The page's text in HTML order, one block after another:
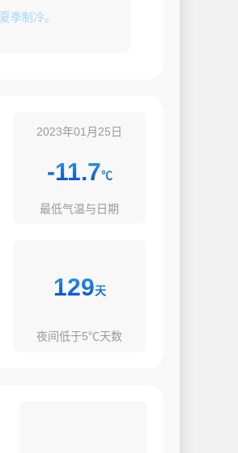
季制冷。
2023年01月25日
-11.7℃
最低气温与日期
129天
夜间低于5℃天数